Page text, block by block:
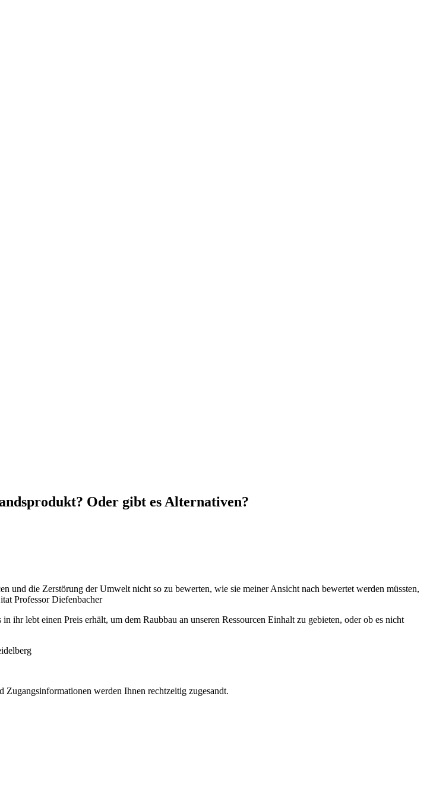
Oder gibt es Alternativen?
und die Zerstörung der Umwelt nicht so zu bewerten, wie sie meiner Ansicht nach bewertet werden müssten,
Professor Diefenbacher
ihr lebt einen Preis erhält, um dem Raubbau an unseren Ressourcen Einhalt zu gebieten, oder ob es nicht
werden Ihnen rechtzeitig zugesandt.